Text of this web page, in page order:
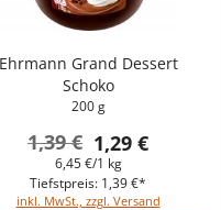
Grand Dessert
Schoko
200 g
1,29 €
1,39 €
6,45 €/1 kg
inkl. MwSt., zzgl. Versand
Tiefstpreis: 1,39 €*